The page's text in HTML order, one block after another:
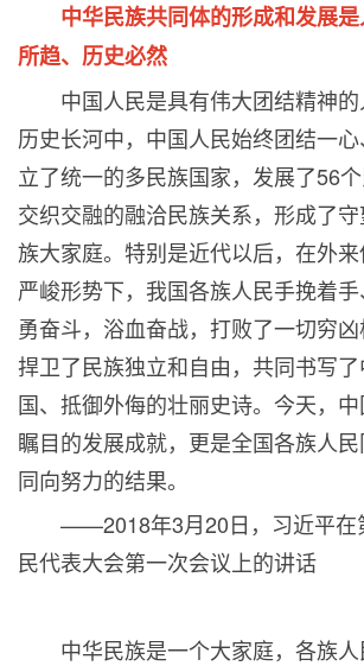
中华民族共同体的形成和发展
所趋、历史必然
中国人民是具有伟大团结精神
历史长河中，中国人民始终团结一
立了统一的多民族国家，发展了56
交织交融的融洽民族关系，形成了
族大家庭。特别是近代以后，在外
严峻形势下，我国各族人民手挽着
勇奋斗，浴血奋战，打败了一切穷凶
捍卫了民族独立和自由，共同书写
国、抵御外侮的壮丽史诗。今天，
瞩目的发展成就，更是全国各族人
同向努力的结果。
——2018年3月20日，习近平
民代表大会第一次会议上的讲话
中华民族是一个大家庭，各族